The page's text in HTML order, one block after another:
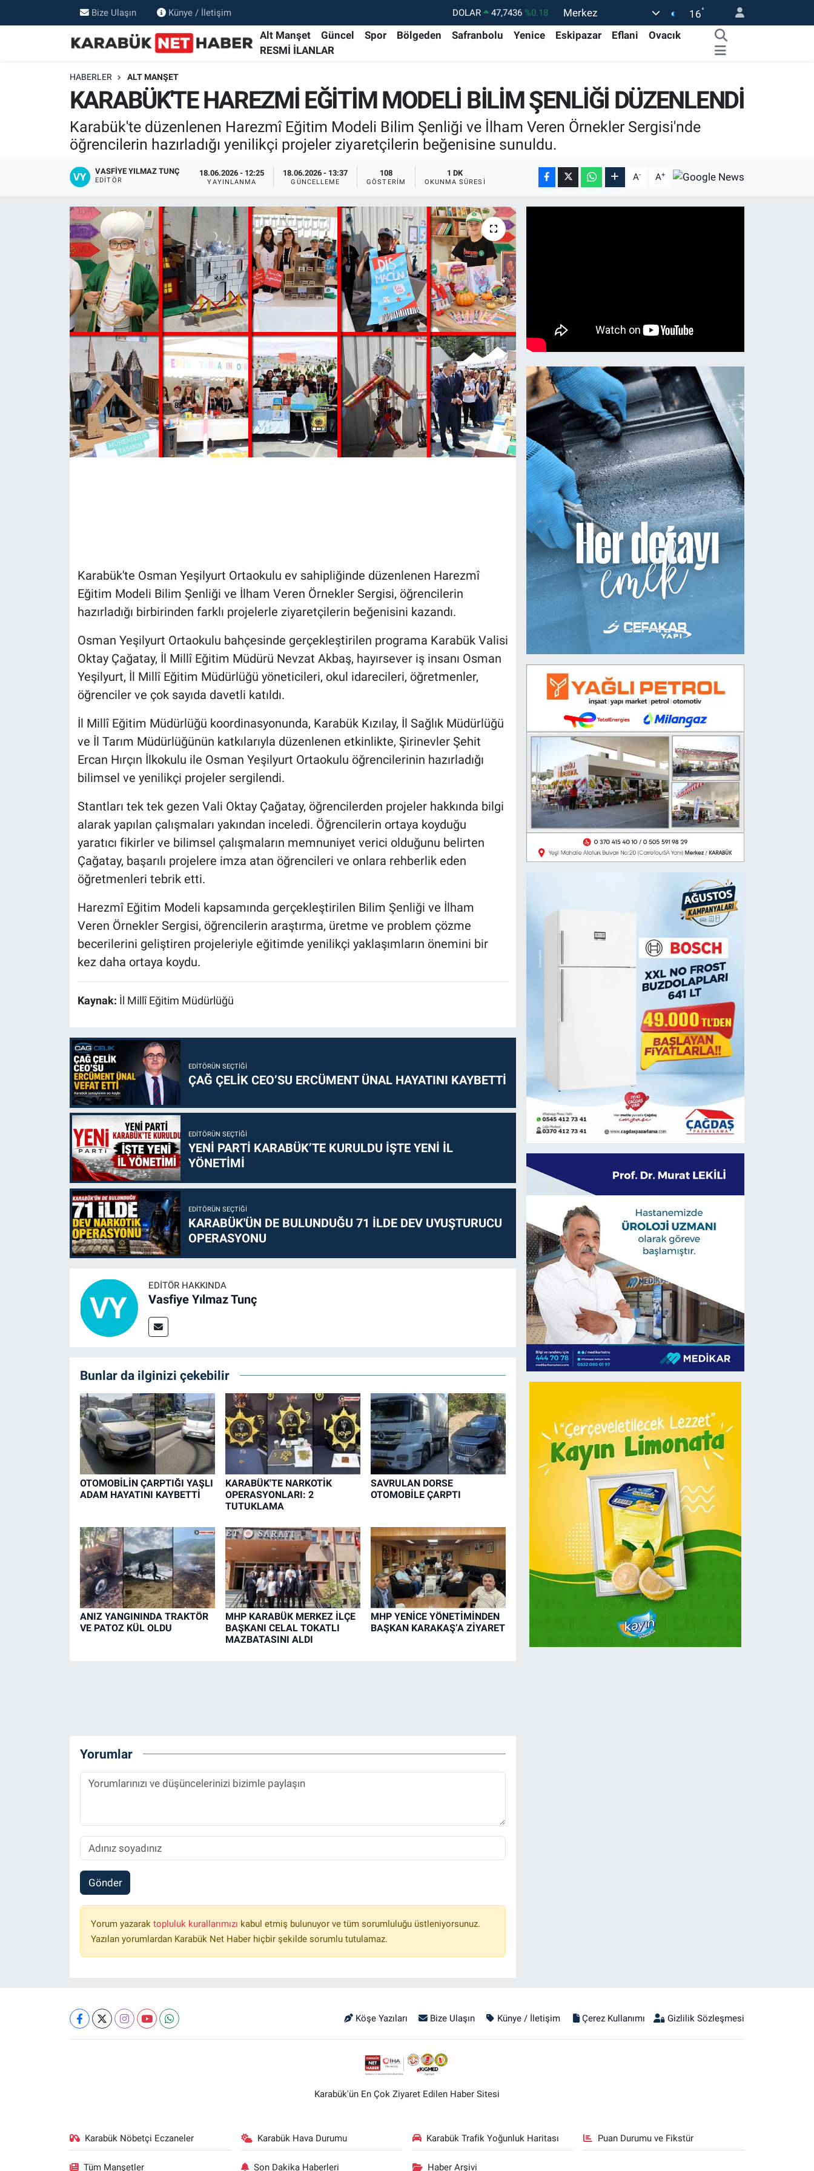
Bize Ulaşın Künye / İletişim DOLAR 47,7436 %0.18
EURO
55,2510 %0.32
BİST100
13.779
%-14
BITCOIN
64.960,21 %0.87
Merkez 16°
Alt Manşet Güncel Spor Bölgeden Safranbolu Yenice Eskipazar Eflani
Ovacık
RESMİ İLANLAR
HABERLER ALT MANŞET
KARABÜK'TE HAREZMİ EĞİTİM MODELİ BİLİM ŞENLİĞİ DÜZENLENDİ
Karabük'te düzenlenen Harezmî Eğitim Modeli Bilim Şenliği ve İlham Veren Örnekler Sergisi'nde
öğrencilerin hazırladığı yenilikçi projeler ziyaretçilerin beğenisine sunuldu.
VASFIYE YILMAZ TUNÇ
EDITÖR
18.06.2026 - 12:25
YAYINLANMA
18.06.2026 - 13:37
GÜNCELLEME
108
GÖSTERIM
1 DK
OKUNMA SÜRESI A- A+
Karabük'te Osman Yeşilyurt Ortaokulu ev sahipliğinde düzenlenen Harezmî
Eğitim Modeli Bilim Şenliği ve İlham Veren Örnekler Sergisi, öğrencilerin
hazırladığı birbirinden farklı projelerle ziyaretçilerin beğenisini kazandı.
Osman Yeşilyurt Ortaokulu bahçesinde gerçekleştirilen programa Karabük Valisi
Oktay Çağatay, İl Millî Eğitim Müdürü Nevzat Akbaş, hayırsever iş insanı Osman
Yeşilyurt, İl Millî Eğitim Müdürlüğü yöneticileri, okul idarecileri, öğretmenler,
öğrenciler ve çok sayıda davetli katıldı.
İl Millî Eğitim Müdürlüğü koordinasyonunda, Karabük Kızılay, İl Sağlık Müdürlüğü
ve İl Tarım Müdürlüğünün katkılarıyla düzenlenen etkinlikte, Şirinevler Şehit
Ercan Hırçın İlkokulu ile Osman Yeşilyurt Ortaokulu öğrencilerinin hazırladığı
bilimsel ve yenilikçi projeler sergilendi.
Stantları tek tek gezen Vali Oktay Çağatay, öğrencilerden projeler hakkında bilgi
alarak yapılan çalışmaları yakından inceledi. Öğrencilerin ortaya koyduğu
yaratıcı fikirler ve bilimsel çalışmaların memnuniyet verici olduğunu belirten
Çağatay, başarılı projelere imza atan öğrencileri ve onlara rehberlik eden
öğretmenleri tebrik etti.
Harezmî Eğitim Modeli kapsamında gerçekleştirilen Bilim Şenliği ve İlham
Veren Örnekler Sergisi, öğrencilerin araştırma, üretme ve problem çözme
becerilerini geliştiren projeleriyle eğitimde yenilikçi yaklaşımların önemini bir
kez daha ortaya koydu.
Kaynak: İl Millî Eğitim Müdürlüğü
EDITÖRÜN SEÇTIĞI
ÇAĞ ÇELİK CEO’SU ERCÜMENT ÜNAL HAYATINI KAYBETTİ
EDITÖRÜN SEÇTIĞI
YENİ PARTİ KARABÜK’TE KURULDU İŞTE YENİ İL
YÖNETİMİ
EDITÖRÜN SEÇTIĞI
KARABÜK'ÜN DE BULUNDUĞU 71 İLDE DEV UYUŞTURUCU
OPERASYONU
EDITÖR HAKKINDA
Vasfiye Yılmaz Tunç
Bunlar da ilginizi çekebilir
OTOMOBİLİN ÇARPTIĞI YAŞLI
ADAM HAYATINI KAYBETTİ
KARABÜK'TE NARKOTİK
OPERASYONLARI: 2
TUTUKLAMA
SAVRULAN DORSE
OTOMOBİLE ÇARPTI
ANIZ YANGININDA TRAKTÖR
VE PATOZ KÜL OLDU
MHP KARABÜK MERKEZ İLÇE
BAŞKANI CELAL TOKATLI
MAZBATASINI ALDI
MHP YENİCE YÖNETİMİNDEN
BAŞKAN KARAKAŞ’A ZİYARET
Yorumlar
Gönder
Yorum yazarak topluluk kurallarımızı kabul etmiş bulunuyor ve tüm sorumluluğu üstleniyorsunuz.
Yazılan yorumlardan Karabük Net Haber hiçbir şekilde sorumlu tutulamaz.
Köşe Yazıları Bize Ulaşın Künye / İletişim Çerez Kullanımı Gizlilik Sözleşmesi
Karabük'ün En Çok Ziyaret Edilen Haber Sitesi
Karabük Nöbetçi Eczaneler Karabük Hava Durumu Karabük Trafik Yoğunluk Haritası Puan Durumu ve Fikstür
Tüm Manşetler Son Dakika Haberleri Haber Arşivi